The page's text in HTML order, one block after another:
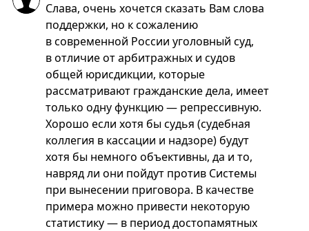
Слава, очень хочется сказать Вам слова
поддержки, но к сожалению
в современной России уголовный суд,
в отличие от арбитражных и судов
общей юрисдикции, которые
рассматривают гражданские дела, имеет
только одну функцию — репрессивную.
Хорошо если хотя бы судья (судебная
коллегия в кассации и надзоре) будут
хотя бы немного объективны, да и то,
навряд ли они пойдут против Системы
при вынесении приговора. В качестве
примера можно привести некоторую
статистику — в период достопамятных